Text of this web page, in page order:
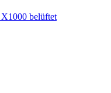
belüftet